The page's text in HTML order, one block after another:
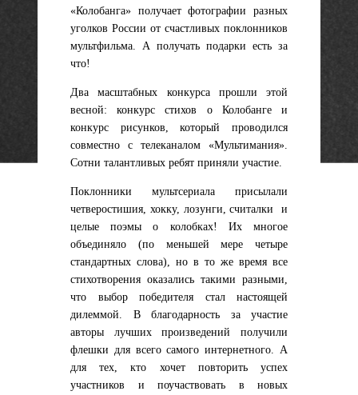
«Колобанга» получает фотографии разных
уголков России от счастливых поклонников
мультфильма. А получать подарки есть за
что!
Два масштабных конкурса прошли этой
весной: конкурс стихов о Колобанге и
конкурс рисунков, который проводился
совместно с телеканалом «Мультимания».
Сотни талантливых ребят приняли участие.
Поклонники мультсериала присылали
четверостишия, хокку, лозунги, считалки и
целые поэмы о колобках! Их многое
объединяло (по меньшей мере четыре
стандартных слова), но в то же время все
стихотворения оказались такими разными,
что выбор победителя стал настоящей
дилеммой. В благодарность за участие
авторы лучших произведений получили
флешки для всего самого интернетного. А
для тех, кто хочет повторить успех
участников и поучаствовать в новых